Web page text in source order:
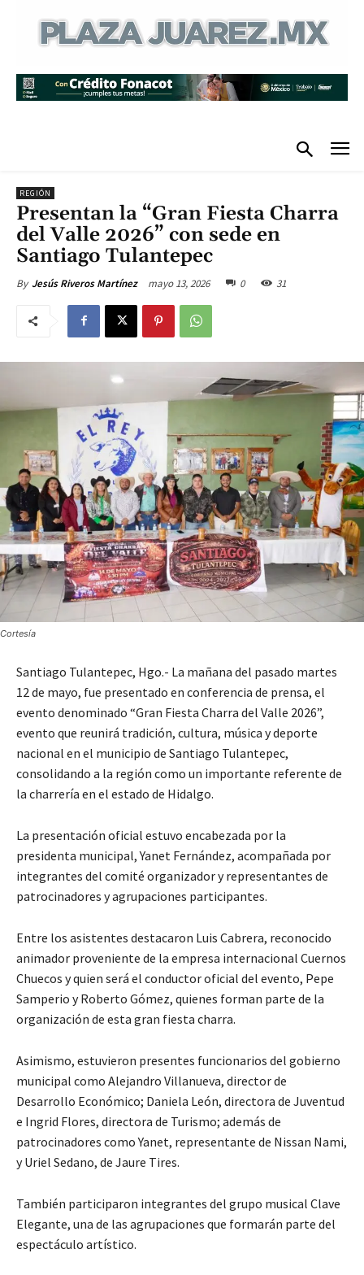
REGIÓN
Presentan la “Gran Fiesta Charra
del Valle 2026” con sede en
Santiago Tulantepec
By Jesús Riveros Martínez mayo 13, 2026 0 31
Cortesía
Santiago Tulantepec, Hgo.- La mañana del pasado martes
12 de mayo, fue presentado en conferencia de prensa, el
evento denominado “Gran Fiesta Charra del Valle 2026”,
evento que reunirá tradición, cultura, música y deporte
nacional en el municipio de Santiago Tulantepec,
consolidando a la región como un importante referente de
la charrería en el estado de Hidalgo.
La presentación oficial estuvo encabezada por la
presidenta municipal, Yanet Fernández, acompañada por
integrantes del comité organizador y representantes de
patrocinadores y agrupaciones participantes.
Entre los asistentes destacaron Luis Cabrera, reconocido
animador proveniente de la empresa internacional Cuernos
Chuecos y quien será el conductor oficial del evento, Pepe
Samperio y Roberto Gómez, quienes forman parte de la
organización de esta gran fiesta charra.
Asimismo, estuvieron presentes funcionarios del gobierno
municipal como Alejandro Villanueva, director de
Desarrollo Económico; Daniela León, directora de Juventud
e Ingrid Flores, directora de Turismo; además de
patrocinadores como Yanet, representante de Nissan Nami,
y Uriel Sedano, de Jaure Tires.
También participaron integrantes del grupo musical Clave
Elegante, una de las agrupaciones que formarán parte del
espectáculo artístico.